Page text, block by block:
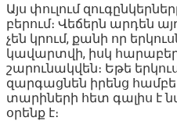
Այս փուլում
բերում։ Վեճերն արդեն
չեն կրում, քանի որ
կավարտվի, իսկ
շարունակվեն։ Եթե
զարգացնեն իրենց
տարիների հետ գալիս է
օրենք է։